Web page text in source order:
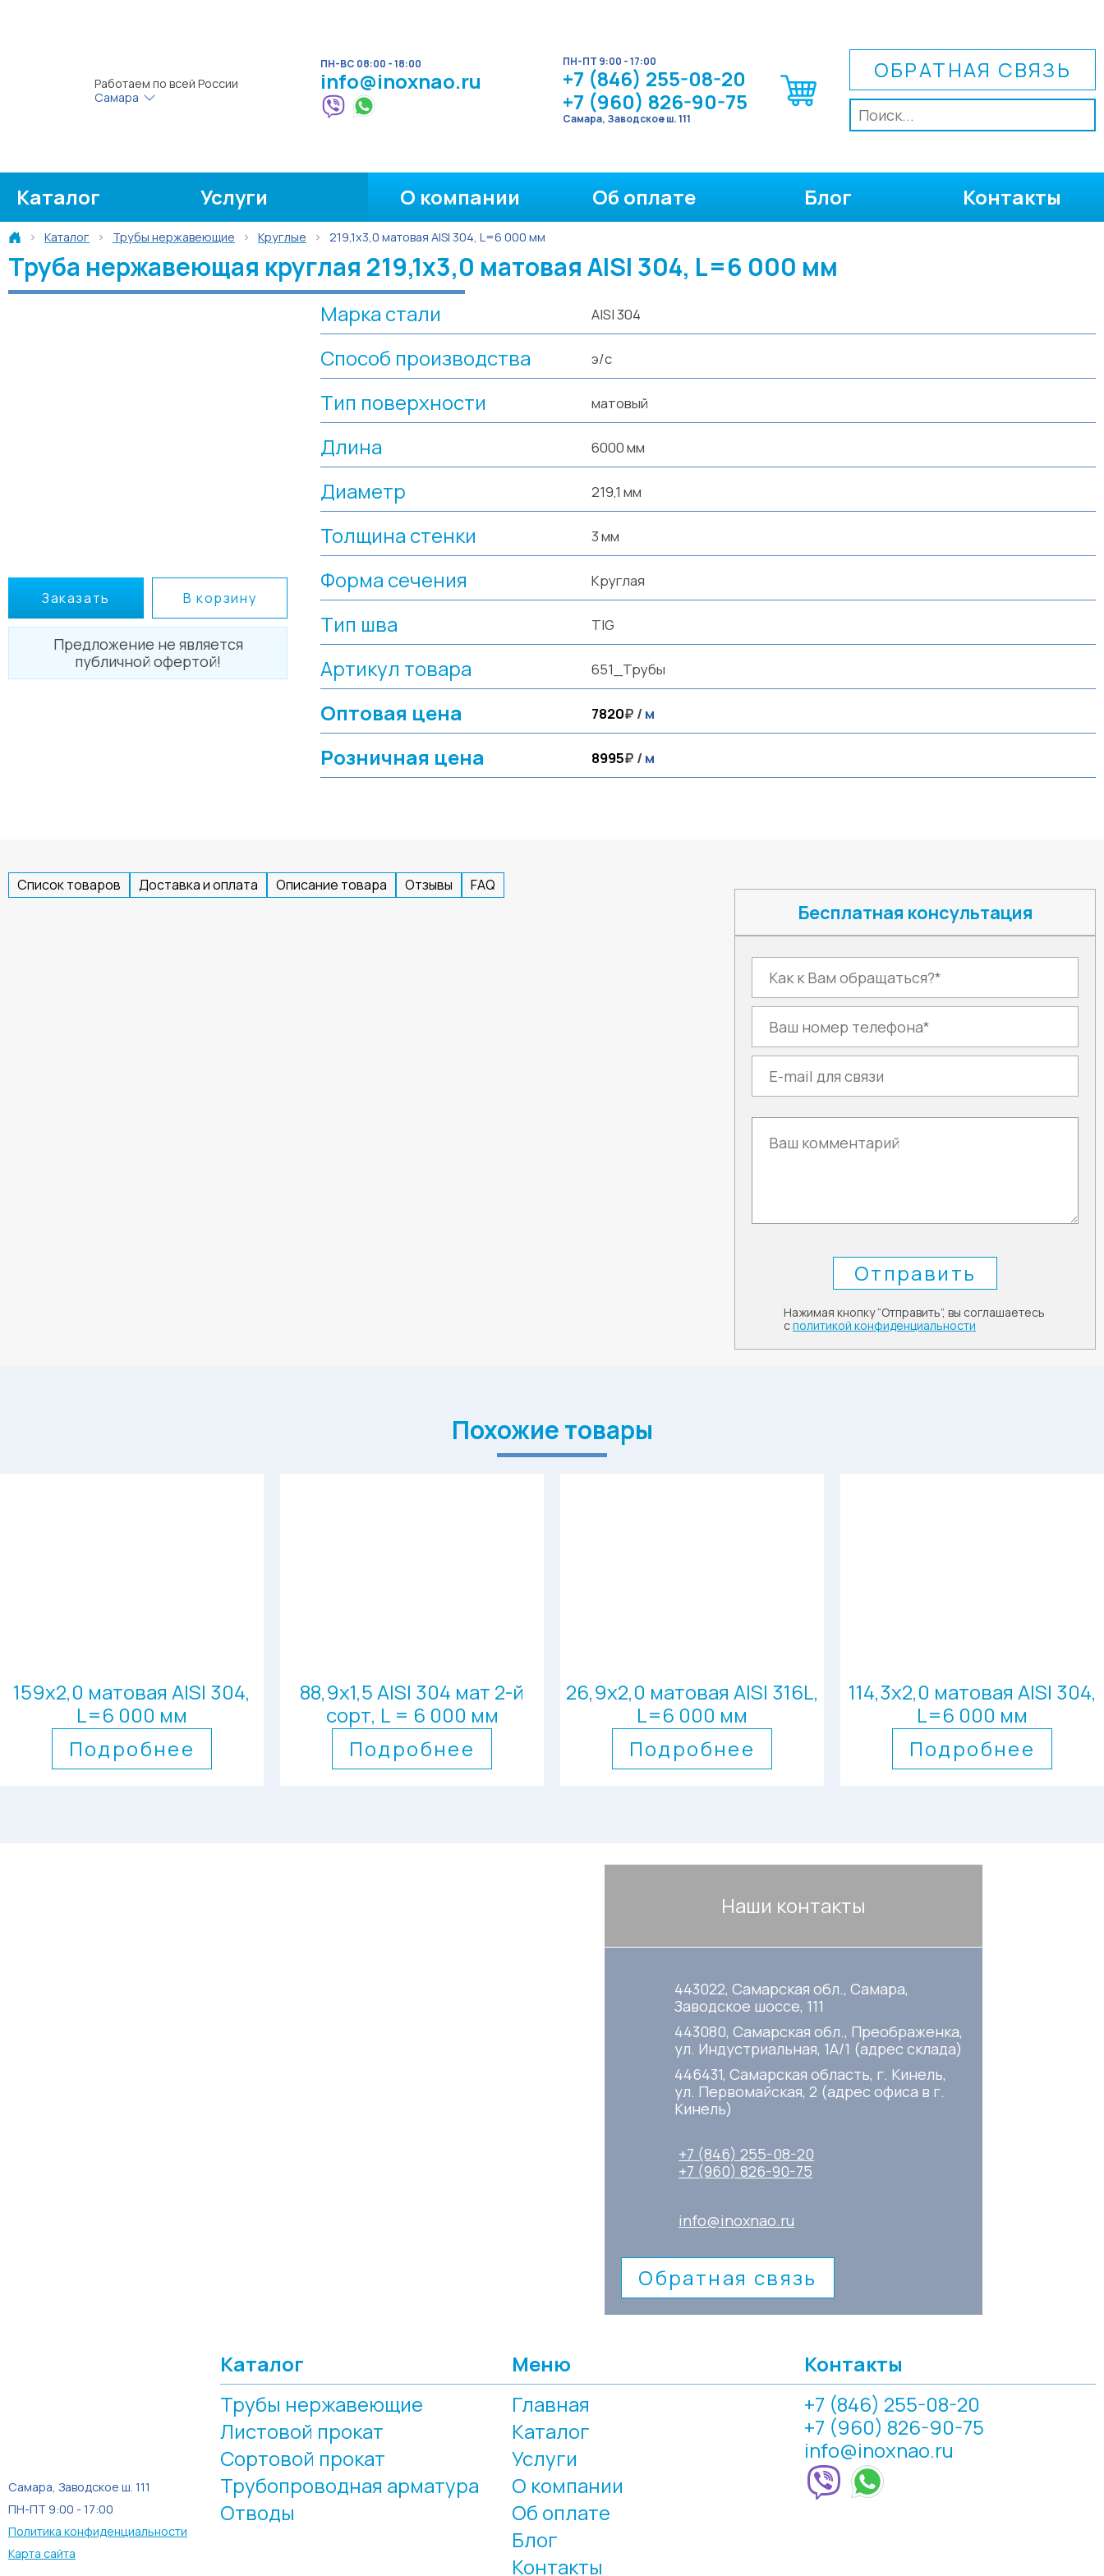
Работаем по всей России
Самара
ПН-ВС 08:00 - 18:00
info@inoxnao.ru
ПН-ПТ 9:00 - 17:00
+7 (846) 255-08-20
+7 (960) 826-90-75
Самара, Заводское ш. 111
ОБРАТНАЯ СВЯЗЬ
Каталог Услуги О компании Об оплате Блог Контакты
Каталог Трубы нержавеющие Круглые 219,1х3,0 матовая AISI 304, L=6 000 мм
Труба нержавеющая круглая 219,1х3,0 матовая AISI 304, L=6 000 мм
Заказать В корзину
Предложение не является
публичной офертой!
Марка стали AISI 304
Способ производства э/с
Тип поверхности матовый
Длина 6000 мм
Диаметр 219,1 мм
Толщина стенки 3 мм
Форма сечения Круглая
Тип шва TIG
Артикул товара 651_Трубы
Оптовая цена 7820₽ /м
Розничная цена 8995₽ /м
Список товаров Доставка и оплата Описание товара Отзывы FAQ
Бесплатная консультация
Нажимая кнопку “Отправить”, вы соглашаетесь
сполитикой конфиденциальности
Похожие товары
159х2,0 матовая AISI 304,
L=6 000 мм
Подробнее
88,9х1,5 AISI 304 мат 2-й
сорт, L = 6 000 мм
Подробнее
26,9х2,0 матовая AISI 316L,
L=6 000 мм
Подробнее
114,3х2,0 матовая AISI 304,
L=6 000 мм
Подробнее
Наши контакты
443022, Самарская обл., Самара,
Заводское шоссе, 111
443080, Самарская обл., Преображенка,
ул. Индустриальная, 1А/1 (адрес склада)
446431, Самарская область, г. Кинель,
ул. Первомайская, 2 (адрес офиса в г.
Кинель)
+7 (846) 255-08-20
+7 (960) 826-90-75
info@inoxnao.ru
Обратная связь
Самара, Заводское ш. 111
ПН-ПТ 9:00 - 17:00
Политика конфиденциальности
Карта сайта
Каталог
Трубы нержавеющие
Листовой прокат
Сортовой прокат
Трубопроводная арматура
Отводы
Меню
Главная
Каталог
Услуги
О компании
Об оплате
Блог
Контакты
Контакты
+7 (846) 255-08-20
+7 (960) 826-90-75
info@inoxnao.ru